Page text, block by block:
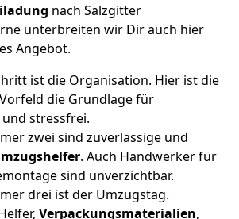
nach Salzgitter
unterbreiten wir Dir auch hier
Angebot.
ist die Organisation. Hier ist die
die Grundlage für
stressfrei.
zwei sind zuverlässige und
. Auch Handwerker für
sind unverzichtbar.
drei ist der Umzugstag.
Verpackungsmaterialien,